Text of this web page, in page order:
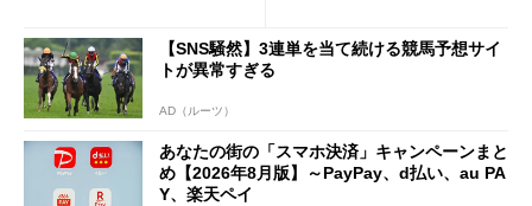
【SNS騒然】3連単を当て続ける競馬予想サイ
トが異常すぎる
AD（ルーツ）
あなたの街の「スマホ決済」キャンペーンまと
め【2026年8月版】～PayPay、d払い、au PA
Y、楽天ペイ